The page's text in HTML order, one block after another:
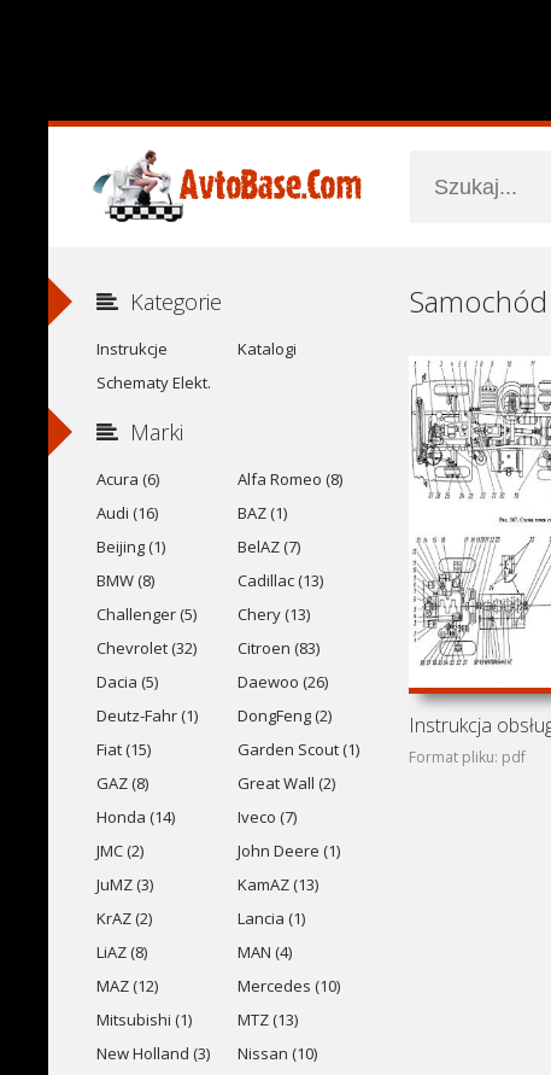
Format pliku: pdf
Kategorie
Instrukcje
Katalogi
Schematy Elekt.
Marki
Acura (6)
Alfa Romeo (8)
Audi (16)
BAZ (1)
Beijing (1)
BelAZ (7)
BMW (8)
Cadillac (13)
Challenger (5)
Chery (13)
Chevrolet (32)
Citroen (83)
Dacia (5)
Daewoo (26)
Deutz-Fahr (1)
DongFeng (2)
Fiat (15)
Garden Scout (1)
GAZ (8)
Great Wall (2)
Honda (14)
Iveco (7)
JMC (2)
John Deere (1)
JuMZ (3)
KamAZ (13)
KrAZ (2)
Lancia (1)
LiAZ (8)
MAN (4)
MAZ (12)
Mercedes (10)
Mitsubishi (1)
MTZ (13)
New Holland (3)
Nissan (10)